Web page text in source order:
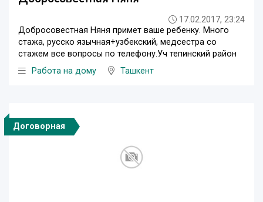
17.02.2017, 23:24
Добросовестная Няня примет ваше ребенку. Много
стажа, русско язычная+узбекский, медсестра со
стажем все вопросы по телефону.Уч тепинский район
Работа на дому
Ташкент
Договорная